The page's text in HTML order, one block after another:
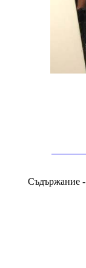
Съдържание -